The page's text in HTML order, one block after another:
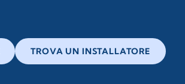
TROVA UN INSTALLATORE